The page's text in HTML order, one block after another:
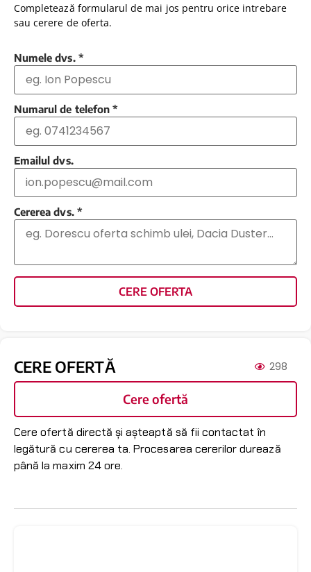
Completează formularul de mai jos pentru orice intrebare
sau cerere de oferta.
Numele dvs. *
Numarul de telefon *
Emailul dvs.
Cererea dvs. *
CERE OFERTA
CERE OFERTĂ 298
Cere ofertă
Cere ofertă directă și așteaptă să fii contactat în
legătură cu cererea ta. Procesarea cererilor durează
până la maxim 24 ore.